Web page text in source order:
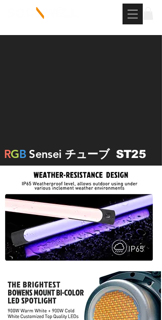
RGB Sensei チューブST25